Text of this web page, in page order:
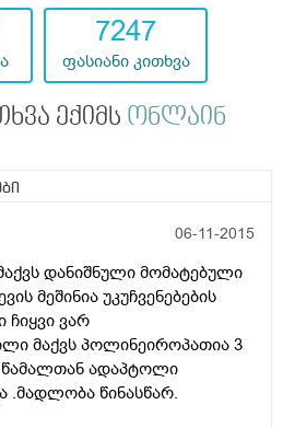
7247
ფასიანი კითხვა
ექიმს ონლაინ
06-11-2015
დანიშნული მომატებული
მეშინია უკუჩვენებების
ჩიყვი ვარ
მაქვს პოლინეიროპათია 3
წამალთან ადაპტოლი
.მადლობა წინასწარ.